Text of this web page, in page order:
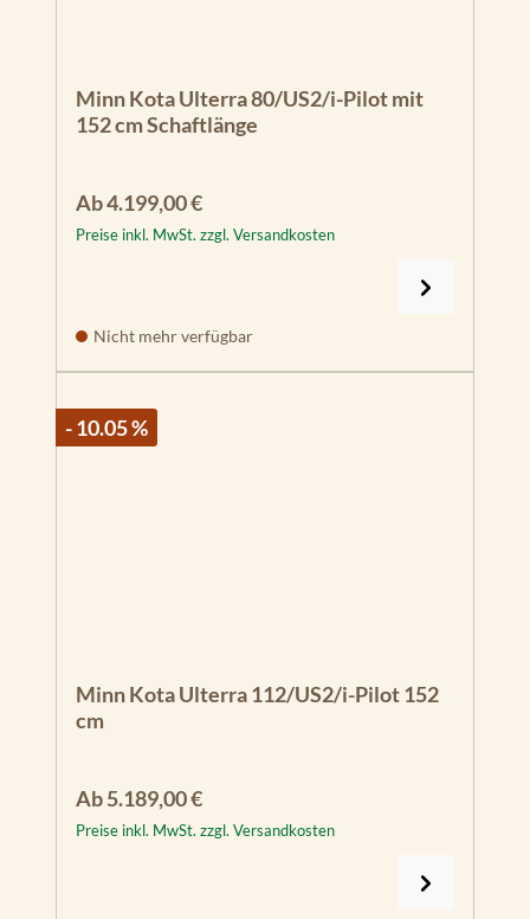
Minn Kota Ulterra 80/US2/i-Pilot mit
152 cm Schaftlänge
Regulärer Preis:
Ab4.199,00 €
Preise inkl. MwSt. zzgl. Versandkosten
Nicht mehr verfügbar
- 10.05 %
Minn Kota Ulterra 112/US2/i-Pilot 152
cm
Regulärer Preis:
Ab5.189,00 €
Preise inkl. MwSt. zzgl. Versandkosten